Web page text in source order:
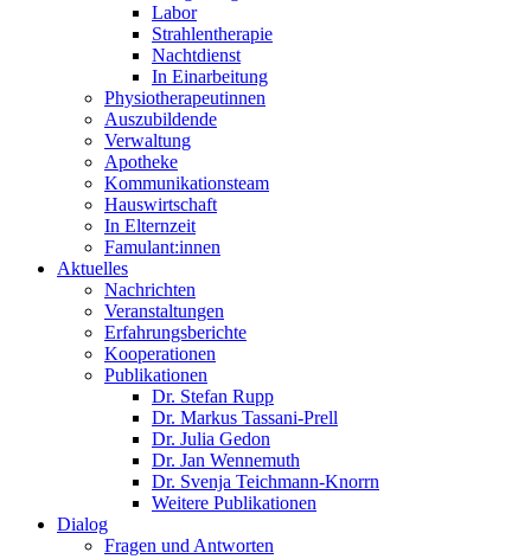
Labor
Strahlentherapie
Nachtdienst
In Einarbeitung
Physiotherapeutinnen
Auszubildende
Verwaltung
Apotheke
Kommunikationsteam
Hauswirtschaft
In Elternzeit
Famulant:innen
Aktuelles
Nachrichten
Veranstaltungen
Erfahrungsberichte
Kooperationen
Publikationen
Dr. Stefan Rupp
Dr. Markus Tassani-Prell
Dr. Julia Gedon
Dr. Jan Wennemuth
Dr. Svenja Teichmann-Knorrn
Weitere Publikationen
Dialog
Fragen und Antworten